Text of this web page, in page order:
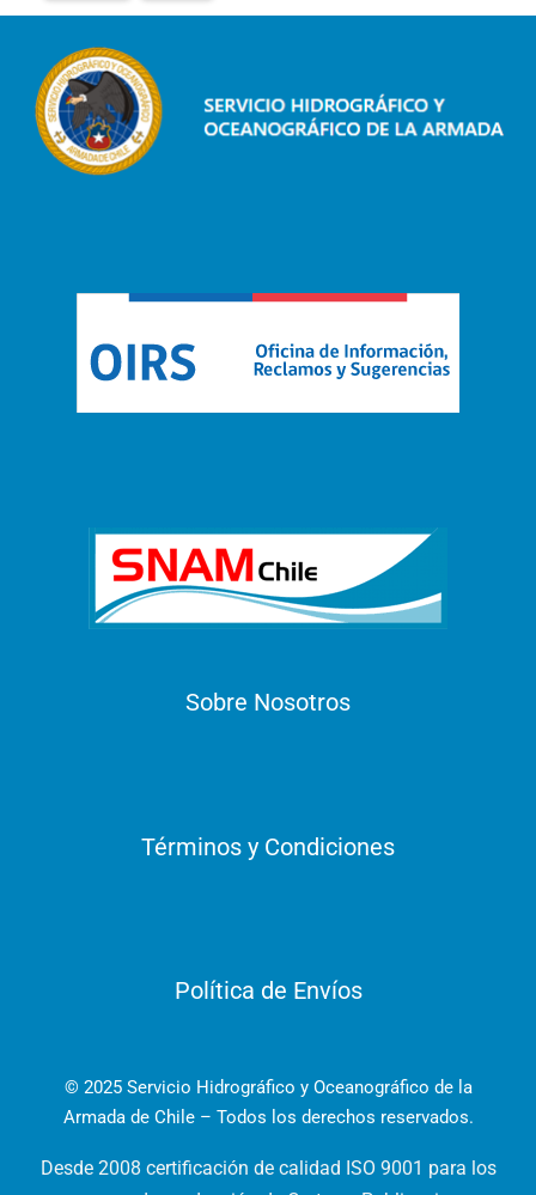
Sobre Nosotros
Términos y Condiciones
Política de Envíos
© 2025 Servicio Hidrográfico y Oceanográfico de la
Armada de Chile – Todos los derechos reservados.
Desde 2008 certificación de calidad ISO 9001 para los